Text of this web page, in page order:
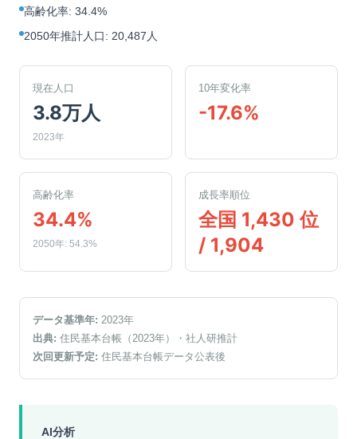
高齢化率: 34.4%
2050年推計人口: 20,487人
現在人口
3.8万人
2023年
10年変化率
-17.6%
高齢化率
34.4%
2050年: 54.3%
成長率順位
全国 1,430 位
/ 1,904
データ基準年: 2023年
出典: 住民基本台帳（2023年）
・社人研推計
次回更新予定: 住民基本台帳データ公表後
AI分析